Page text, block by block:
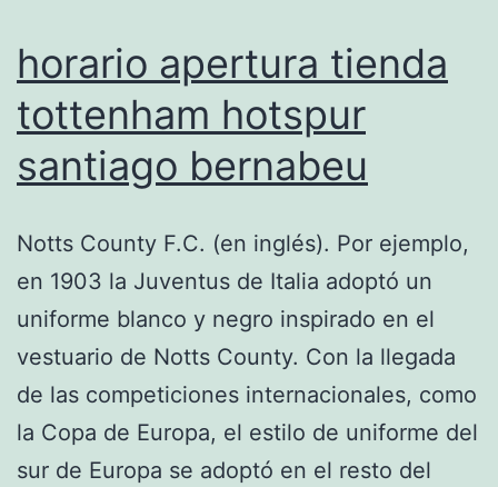
horario apertura tienda
tottenham hotspur
santiago bernabeu
Notts County F.C. (en inglés). Por ejemplo,
en 1903 la Juventus de Italia adoptó un
uniforme blanco y negro inspirado en el
vestuario de Notts County. Con la llegada
de las competiciones internacionales, como
la Copa de Europa, el estilo de uniforme del
sur de Europa se adoptó en el resto del